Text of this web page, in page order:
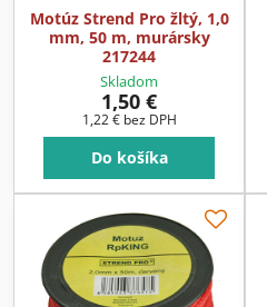
Motúz Strend Pro žltý, 1,0
mm, 50 m, murársky
217244
Skladom
1,50 €
1,22 € bez DPH
Do košíka